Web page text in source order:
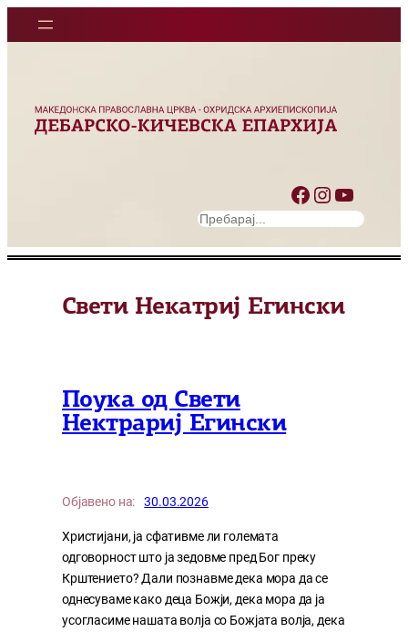
Facebook Instagram YouTube
S
a
c
Свети Некатриј Егински
Поука од Свети
Нектрариј Егински
Објавено на: 30.03.2026
Христијани, ја сфативме ли големата
одговорност што ја зедовме пред Бог преку
Крштението? Дали познавме дека мора да се
однесуваме како деца Божји, дека мора да ја
усогласиме нашата волја со Божјата волја, дека